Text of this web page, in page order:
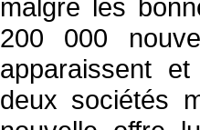
malgré les
200 000
apparaissent
deux sociétés